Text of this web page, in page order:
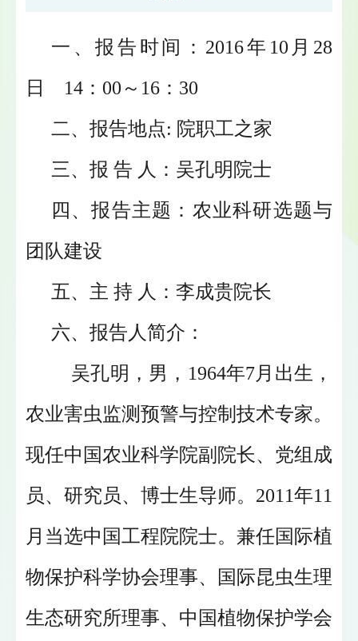
一、报告时间：2016年10月28
日 14：00～16：30
二、报告地点: 院职工之家
三、报 告 人：吴孔明院士
四、报告主题：农业科研选题与
团队建设
五、主 持 人：李成贵院长
六、报告人简介：
吴孔明，男，1964年7月出生，
农业害虫监测预警与控制技术专家。
现任中国农业科学院副院长、党组成
员、研究员、博士生导师。2011年11
月当选中国工程院院士。 兼任国际植
物保护科学协会理事、国际昆虫生理
生态研究所理事、中国植物保护学会